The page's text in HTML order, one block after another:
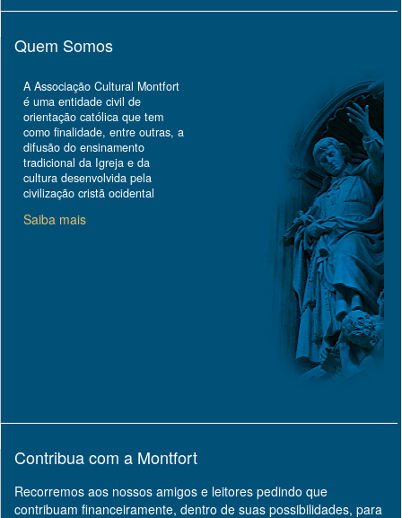
Quem Somos
A Associação Cultural Montfort
é uma entidade civil de
orientação católica que tem
como finalidade, entre outras, a
difusão do ensinamento
tradicional da Igreja e da
cultura desenvolvida pela
civilização cristã ocidental
Saiba mais
Contribua com a Montfort
Recorremos aos nossos amigos e leitores pedindo que
contribuam financeiramente, dentro de suas possibilidades, para